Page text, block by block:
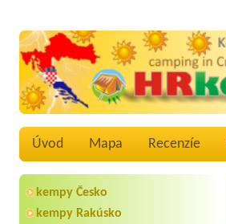
Úvod Mapa Recenzíe
kempy Česko
kempy Rakúsko